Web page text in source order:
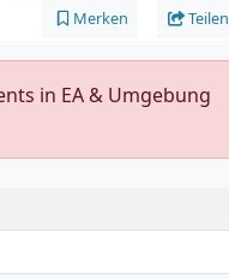
Merken Teilen
in EA & Umgebung